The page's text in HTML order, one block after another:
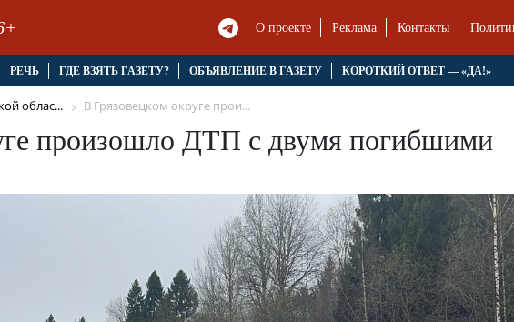
О проекте Реклама Контакты
РЕЧЬ ГДЕ ВЗЯТЬ ГАЗЕТУ? ОБЪЯВЛЕНИЕ В ГАЗЕТУ КОРОТКИЙ ОТВЕТ — «ДА!»
облас... В Грязовецком округе прои...
произошло ДТП с двумя погибшими